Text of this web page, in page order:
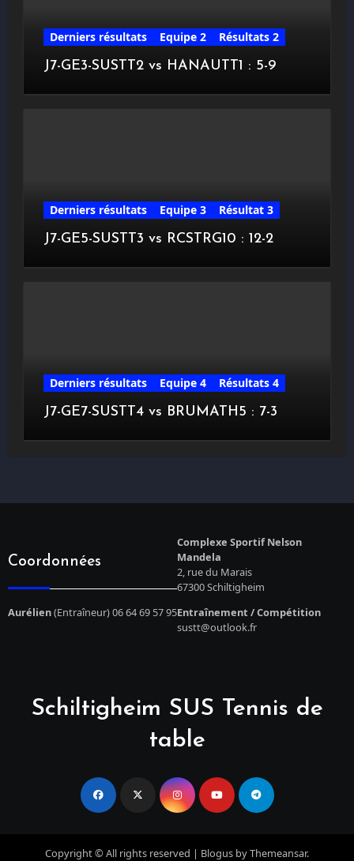
Derniers résultats Equipe 2
Résultats 2
J7-GE3-SUSTT2 vs HANAUTT1 : 5-9
Derniers résultats Equipe 3
Résultat 3
J7-GE5-SUSTT3 vs RCSTRG10 : 12-2
Derniers résultats Equipe 4
Résultats 4
J7-GE7-SUSTT4 vs BRUMATH5 : 7-3
Coordonnées
Complexe Sportif Nelson
Mandela
2, rue du Marais
67300 Schiltigheim
Aurélien(Entraîneur) 06 64 69 57 95Entraînement / Compétition
sustt@outlook.fr
Schiltigheim SUS Tennis de
table
Copyright © All rights reserved | Blogus byThemeansar.